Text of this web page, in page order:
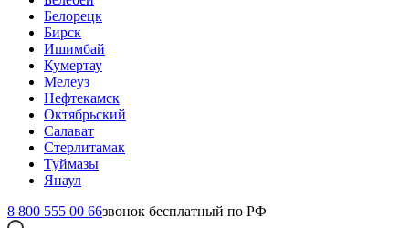
Белорецк
Бирск
Ишимбай
Кумертау
Мелеуз
Нефтекамск
Октябрьский
Салават
Стерлитамак
Туймазы
Янаул
8 800 555 00 66звонок бесплатный по РФ